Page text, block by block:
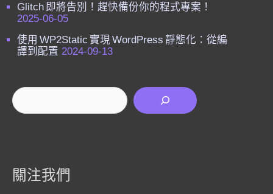
Glitch 即將告別！趕快備份你的程式專案！
2025-06-05
使用 WP2Static 實現 WordPress 靜態化：從編
譯到配置 2024-09-13
搜尋
關注我們